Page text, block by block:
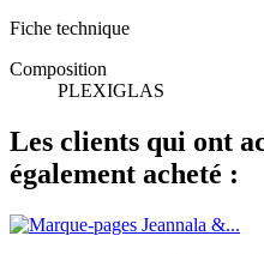
Fiche technique
Composition
PLEXIGLAS
Les clients qui ont
également acheté :